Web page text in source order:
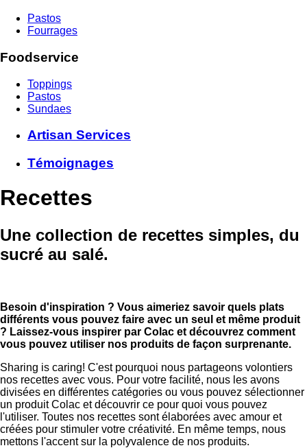
Pastos
Fourrages
Foodservice
Toppings
Pastos
Sundaes
Artisan Services
Témoignages
Recettes
Une collection de recettes simples, du
sucré au salé.
Besoin d'inspiration ? Vous aimeriez savoir quels plats
différents vous pouvez faire avec un seul et même produit
? Laissez-vous inspirer par Colac et découvrez comment
vous pouvez utiliser nos produits de façon surprenante.
Sharing is caring! C'est pourquoi nous partageons volontiers
nos recettes avec vous. Pour votre facilité, nous les avons
divisées en différentes catégories ou vous pouvez sélectionner
un produit Colac et découvrir ce pour quoi vous pouvez
l'utiliser. Toutes nos recettes sont élaborées avec amour et
créées pour stimuler votre créativité. En même temps, nous
mettons l'accent sur la polyvalence de nos produits.